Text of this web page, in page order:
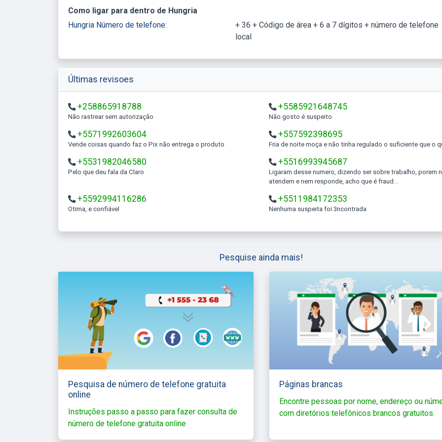
Como ligar para dentro de Hungria
Hungria Número de telefone:
+ 36 + Código de área + 6 a 7 dígitos + número de telefone
local
Últimas revisoes
+258865918788
Não rastrear sem autorização
+5585921648745
Não gosto é suspeito
+5571992603604
Vende coisas quando faz o Pix não entrega o produto
+557592398695
Fria de noite moça e não tinha regulado o suficiente que o
+5531982046580
Pelo que deu fala da Claro
+5516993945687
Ligaram desse numero, dizendo ser sobre trabalho, porem não
atendem e nem responde, acho que é fraud...
+5592994116286
Otima, e confiável
+5511984172353
Nenhuma suspeita foi 3ncontrada
Pesquise ainda mais!
Pesquisa de número de telefone gratuita
online
Instruções passo a passo para fazer consulta de
número de telefone gratuita online
Páginas brancas
Encontre pessoas por nome, endereço ou
com diretórios telefônicos brancos gratuitos.